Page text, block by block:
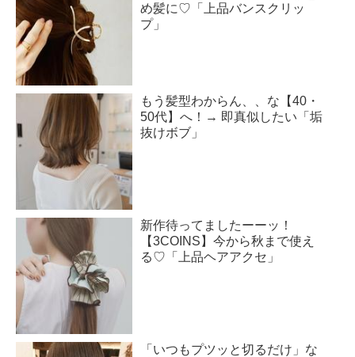
め髪に♡「上品バンスクリッ
プ」
もう髪型わからん、、な【40・
50代】へ！→ 即真似したい「垢
抜けボブ」
新作待ってましたーーッ！
【3COINS】今から秋まで使え
る♡「上品ヘアアクセ」
「いつもプツッと切るだけ」な